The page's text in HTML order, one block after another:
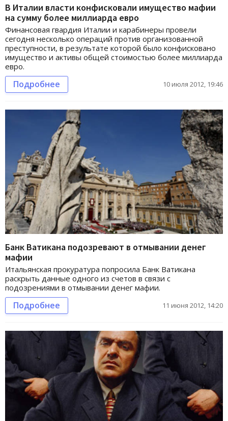
В Италии власти конфисковали имущество мафии
на сумму более миллиарда евро
Финансовая гвардия Италии и карабинеры провели
сегодня несколько операций против организованной
преступности, в результате которой было конфисковано
имущество и активы общей стоимостью более миллиарда
евро.
Подробнее 10 июля 2012, 19:46
Банк Ватикана подозревают в отмывании денег
мафии
Итальянская прокуратура попросила Банк Ватикана
раскрыть данные одного из счетов в связи с
подозрениями в отмывании денег мафии.
Подробнее 11 июня 2012, 14:20